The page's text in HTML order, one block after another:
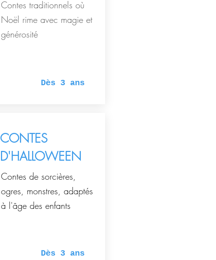
Contes traditionnels où
Noël rime avec magie et
générosité
Dès 3 ans
CONTES
D'HALLOWEEN
Contes de sorcières,
ogres, monstres, adaptés
à l'âge des enfants
Dès 3 ans